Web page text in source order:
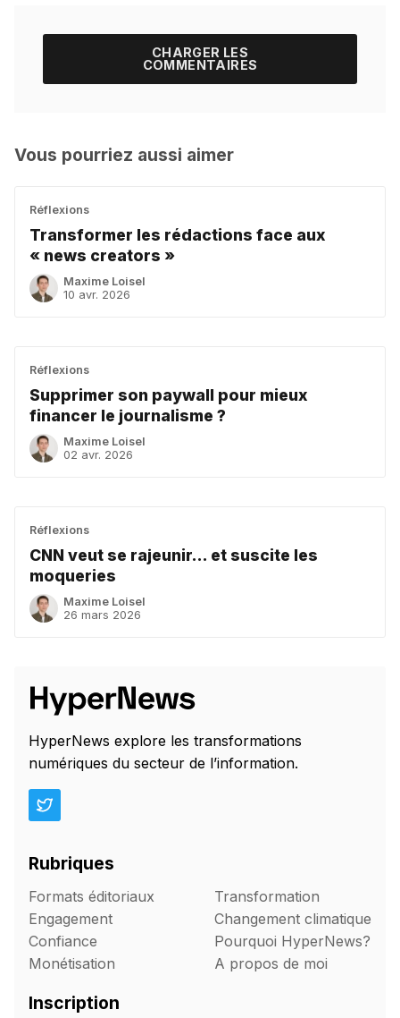
CHARGER LES
COMMENTAIRES
Vous pourriez aussi aimer
Réflexions
Transformer les rédactions face aux
« news creators »
Maxime Loisel
10 avr. 2026
Réflexions
Supprimer son paywall pour mieux
financer le journalisme ?
Maxime Loisel
02 avr. 2026
Réflexions
CNN veut se rajeunir... et suscite les
moqueries
Maxime Loisel
26 mars 2026
HyperNews explore les transformations
numériques du secteur de l’information.
Rubriques
Formats éditoriaux
Engagement
Confiance
Monétisation
Transformation
Changement climatique
Pourquoi HyperNews?
A propos de moi
Inscription